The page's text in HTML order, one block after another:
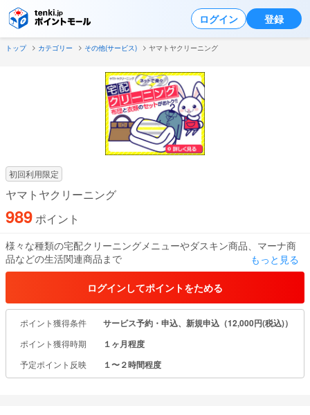
ログイン 登録
トップ カテゴリー その他(サービス) ヤマトヤクリーニング
初回利用限定
ヤマトヤクリーニング
989ポイント
様々な種類の宅配クリーニングメニューやダスキン商品、マーナ商
品などの生活関連商品まで
幅広い商品を1つのページで取り扱いしています。
1958年の創業以来、当社で培われたサービスでまごころ込めて対応
をさせていただきます。
もっと見る
ログインしてポイントをためる
ポイント獲得条件 サービス予約・申込、新規申込（12,000円(税込)）
ポイント獲得時期 １ヶ月程度
予定ポイント反映 １〜２時間程度